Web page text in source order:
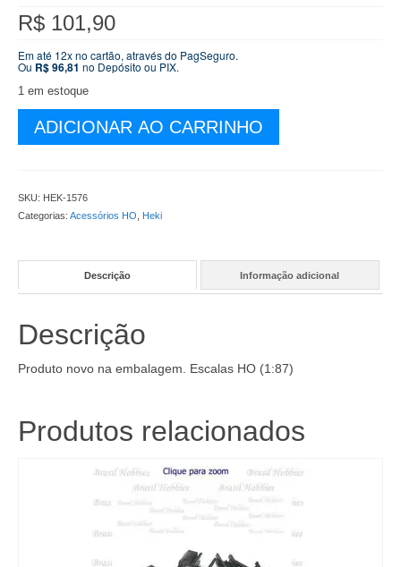
R$ 101,90
Em até 12x no cartão, através do PagSeguro.
Ou R$96,81 no Depósito ou PIX.
1 em estoque
Manta
Floresta
cm
6
1576
ADICIONAR AO CARRINHO
SKU: HEK-1576
Categorias: Acessórios HO Heki
Descrição Informação adicional
Descrição
Produto novo na embalagem. Escalas HO (1:87)
Produtos relacionados